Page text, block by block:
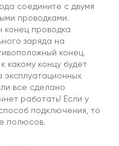
соедините с двумя
проводками.
конец проводка
заряда на
конец.
какому концу будет
все сделано
работать! Если у
подключения, то
полюсов.